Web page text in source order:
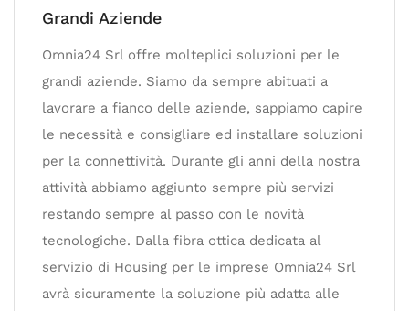
Grandi Aziende
Omnia24 Srl offre molteplici soluzioni per le
grandi aziende. Siamo da sempre abituati a
lavorare a fianco delle aziende, sappiamo capire
le necessità e consigliare ed installare soluzioni
per la connettività. Durante gli anni della nostra
attività abbiamo aggiunto sempre più servizi
restando sempre al passo con le novità
tecnologiche. Dalla fibra ottica dedicata al
servizio di Housing per le imprese Omnia24 Srl
avrà sicuramente la soluzione più adatta alle